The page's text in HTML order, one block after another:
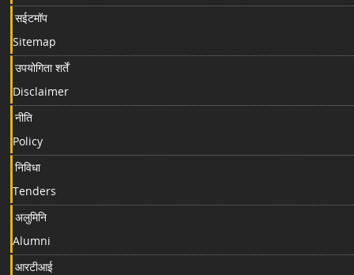
सईटमॉप
Sitemap
उपयोगिता शर्तें
Disclaimer
नीति
Policy
निविधा
Tenders
अलुमिनि
Alumni
आरटीआई